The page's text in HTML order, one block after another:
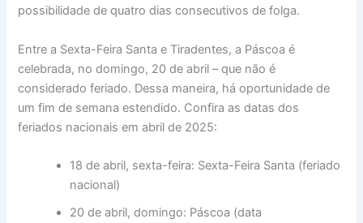
possibilidade de quatro dias consecutivos de folga.
Entre a Sexta-Feira Santa e Tiradentes, a Páscoa é
celebrada, no domingo, 20 de abril – que não é
considerado feriado. Dessa maneira, há oportunidade de
um fim de semana estendido. Confira as datas dos
feriados nacionais em abril de 2025:
18 de abril, sexta-feira: Sexta-Feira Santa (feriado
nacional)
20 de abril, domingo: Páscoa (data